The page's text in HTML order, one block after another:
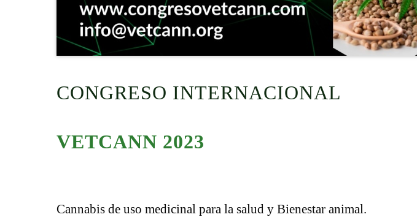
CONGRESO INTERNACIONAL
VETCANN 2023
Cannabis de uso medicinal para la salud y Bienestar animal.